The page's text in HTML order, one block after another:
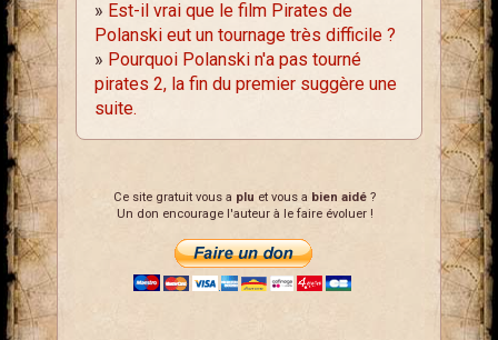
» Est-il vrai que le film Pirates de
Polanski eut un tournage très difficile ?
» Pourquoi Polanski n'a pas tourné
pirates 2, la fin du premier suggère une
suite.
Ce site gratuit vous a plu et vous a bien aidé ?
Un don encourage l'auteur à le faire évoluer !